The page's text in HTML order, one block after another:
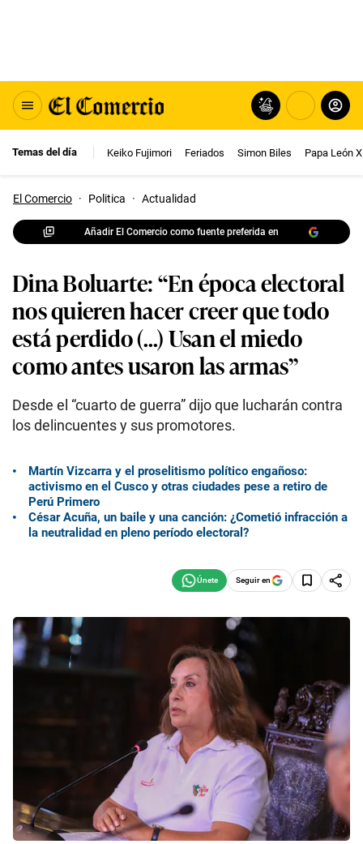
Temas del día Keiko Fujimori Feriados Simon Biles Papa León
El Comercio · Politica · Actualidad
Añadir El Comercio como fuente preferida en
Dina Boluarte: “En época electoral
nos quieren hacer creer que todo
está perdido (...) Usan el miedo
como antes usaron las armas”
Desde el “cuarto de guerra” dijo que lucharán contra
los delincuentes y sus promotores.
Martín Vizcarra y el proselitismo político engañoso:
activismo en el Cusco y otras ciudades pese a retiro de
Perú Primero
César Acuña, un baile y una canción: ¿Cometió infracción a
la neutralidad en pleno período electoral?
Seguir en